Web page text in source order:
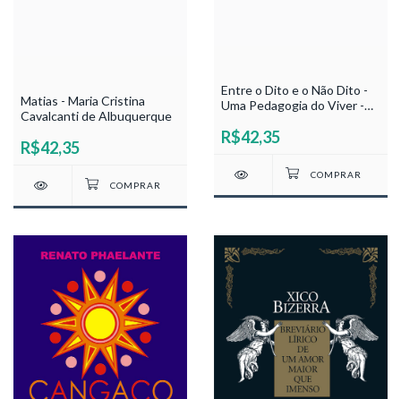
Matias - Maria Cristina
Cavalcanti de Albuquerque
R$42,35
Entre o Dito e o Não Dito -
Uma Pedagogia do Viver -
R$42,35